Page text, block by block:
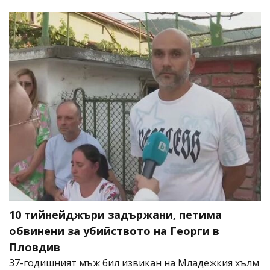
10 тийнейджъри задържани, петима
обвинени за убийството на Георги в
Пловдив
37-годишният мъж бил извикан на Младежкия хълм